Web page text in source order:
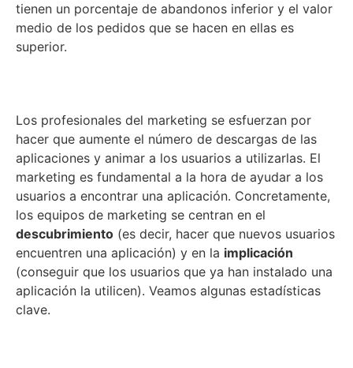
tienen un porcentaje de abandonos inferior y el valor
medio de los pedidos que se hacen en ellas es
superior.
Los profesionales del marketing se esfuerzan por
hacer que aumente el número de descargas de las
aplicaciones y animar a los usuarios a utilizarlas. El
marketing es fundamental a la hora de ayudar a los
usuarios a encontrar una aplicación. Concretamente,
los equipos de marketing se centran en el
descubrimiento (es decir, hacer que nuevos usuarios
encuentren una aplicación) y en la implicación
(conseguir que los usuarios que ya han instalado una
aplicación la utilicen). Veamos algunas estadísticas
clave.